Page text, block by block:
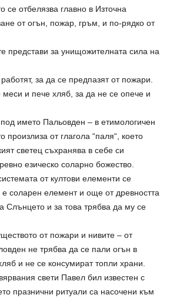
се отбелязва главно в Източна
от огън, пожар, гръм, и по-рядко от
представи за унищожителната сила на
за да се предпазят от пожари.
и пече хляб, за да не се опече и
името Пальовден – в етимологичен
произлиза от глагола “паля“, което
светец съхранява в себе си
езическо соларно божество.
от култови елементи се
соларен елемент и още от древността
Слънцето и за това трябва да му се
от пожари и нивите – от
не трябва да се пали огън в
и не се консумират топли храни.
свети Павел бил известен с
празнични ритуали са насочени към